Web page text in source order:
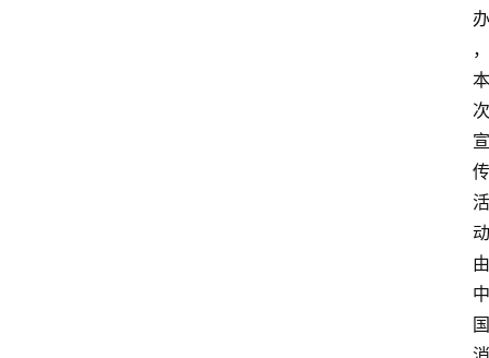
办
，
本
次
宣
传
活
动
由
中
国